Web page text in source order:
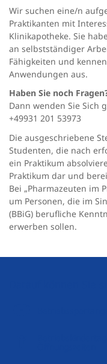
Wir suchen eine/n
Praktikanten mit
Klinikapotheke. Sie
an selbstständiger
Fähigkeiten und
Anwendungen aus.
Haben Sie noch
Dann wenden Sie Sich
+49931 201 53973
Die ausgeschriebene
Studenten, die nach
ein Praktikum
Praktikum dar und
Bei „Pharmazeuten im
um Personen, die im
(BBiG) berufliche
erwerben sollen.